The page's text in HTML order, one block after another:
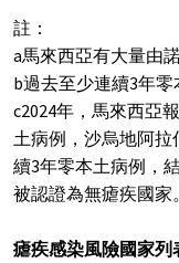
註：
a馬來西亞有大量由
b過去至少連續3年零
c2024年，馬來西亞
土病例，沙烏地阿
續3年零本土病例，
被認證為無瘧疾國家
瘧疾感染風險國家列